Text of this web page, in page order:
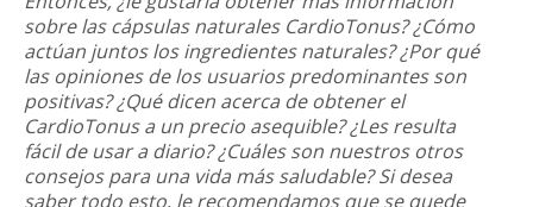
sobre las cápsulas naturales CardioTonus? ¿Cómo
actúan juntos los ingredientes naturales? ¿Por qué
las opiniones de los usuarios predominantes son
positivas? ¿Qué dicen acerca de obtener el
CardioTonus a un precio asequible? ¿Les resulta
fácil de usar a diario? ¿Cuáles son nuestros otros
consejos para una vida más saludable? Si desea
saber todo esto, le recomendamos que se quede